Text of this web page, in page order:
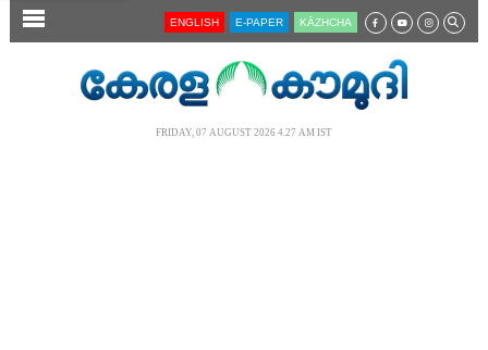
SECTIONS ENGLISH E-PAPER KĀZHCHA
FRIDAY, 07 AUGUST 2026 4.27 AM IST